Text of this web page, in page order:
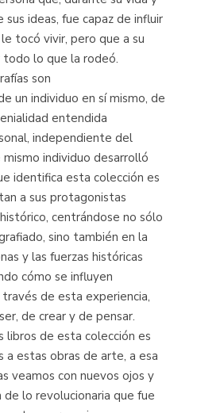
ideas, fue capaz de influir
tocó vivir, pero que a su
lo que la rodeó.
son
un individuo en sí mismo, de
entendida
independiente del
individuo desarrolló
identifica esta colección es
a sus protagonistas
centrándose no sólo
sino también en la
y las fuerzas históricas
cómo se influyen
de esta experiencia,
de crear y de pensar.
de esta colección es
a estas obras de arte, a esa
veamos con nuevos ojos y
de lo revolucionaria que fue